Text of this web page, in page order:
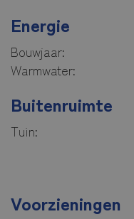
Energie
Bouwjaar:
Warmwater:
Buitenruimte
Tuin:
Voorzieningen